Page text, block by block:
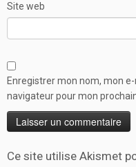
Site web
Enregistrer mon nom, mon
navigateur pour mon
Ce site utilise Akismet